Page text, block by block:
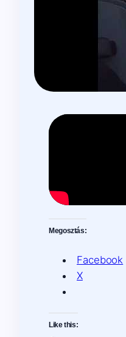
Megosztás:
Facebook
X
Like this: